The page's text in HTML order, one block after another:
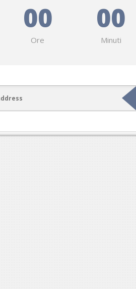
00
Ore
00
Minuti